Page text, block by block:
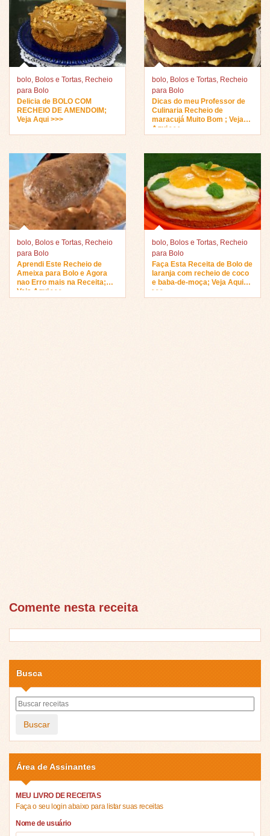
bolo, Bolos e Tortas, Recheio
para Bolo
Delicia de BOLO COM
RECHEIO DE AMENDOIM;
Veja Aqui >>>
bolo, Bolos e Tortas, Recheio
para Bolo
Dicas do meu Professor de
Culinaria Recheio de
maracujá Muito Bom ; Veja
Aqui >>>
bolo, Bolos e Tortas, Recheio
para Bolo
Aprendi Este Recheio de
Ameixa para Bolo e Agora
nao Erro mais na Receita;
Veja Aqui >>>
bolo, Bolos e Tortas, Recheio
para Bolo
Faça Esta Receita de Bolo de
laranja com recheio de coco
e baba-de-moça; Veja Aqui
>>>
Comente nesta receita
Busca
Buscar
Área de Assinantes
MEU LIVRO DE RECEITAS
Faça o seu login abaixo para listar suas receitas
Nome de usuário